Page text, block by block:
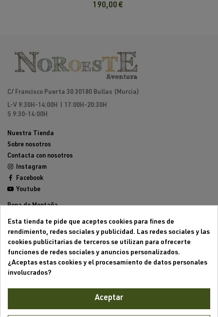
190,00 €
C/ Francisco Puerta 30 30180 Bullas (Murcia)
L-V 9:30H-14:00H | 17:00H-20:30H
S 9:30-14:00H
Nuestra Tienda
Sobre nosotros
Contacta con nosotros
Instagram
Facebook
Youtube
Ropa de Montaña
Mochilas de montaña
Equipamiento de Montaña
Trailrunning
Outlet
Condiciones generales de venta
Esta tienda te pide que aceptes cookies para fines de
rendimiento, redes sociales y publicidad. Las redes sociales y las
cookies publicitarias de terceros se utilizan para ofrecerte
funciones de redes sociales y anuncios personalizados.
¿Aceptas estas cookies y el procesamiento de datos personales
involucrados?
Aceptar